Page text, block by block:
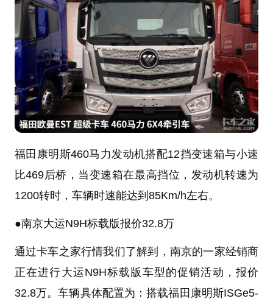
福田康明斯460马力发动机搭配12挡变速箱与小速
比469后桥，当变速箱在最高挡位，发动机转速为
1200转时，车辆时速能达到85Km/h左右。
●南京大运N9H标载版报价32.8万
通过卡车之家行情我们了解到，南京的一家经销商
正在进行大运N9H标载版车型的促销活动，报价
32.8万。车辆具体配置为：搭载福田康明斯ISGe5-